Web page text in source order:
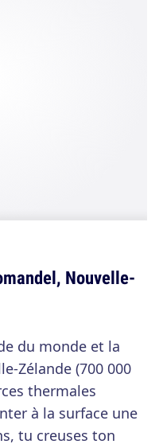
Nouvelle-
du monde et la
Zélande (700 000
thermales
à la surface une
tu creuses ton